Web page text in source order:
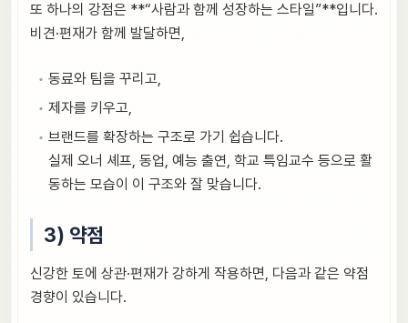
또 하나의 강점은 **“사람과 함께 성장하는 스타일”**입니다.
비견·편재가 함께 발달하면,
동료와 팀을 꾸리고,
제자를 키우고,
브랜드를 확장하는 구조로 가기 쉽습니다.
실제 오너 셰프, 동업, 예능 출연, 학교 특임교수 등으로 활
동하는 모습이 이 구조와 잘 맞습니다.
3) 약점
신강한 토에 상관·편재가 강하게 작용하면, 다음과 같은 약점
경향이 있습니다.